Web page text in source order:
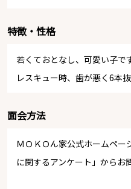
特徴・性格
若くておとなし、可愛い子で
レスキュー時、歯が悪く6本抜
面会方法
ＭＯＫＯん家公式ホームペ
に関するアンケート」からお